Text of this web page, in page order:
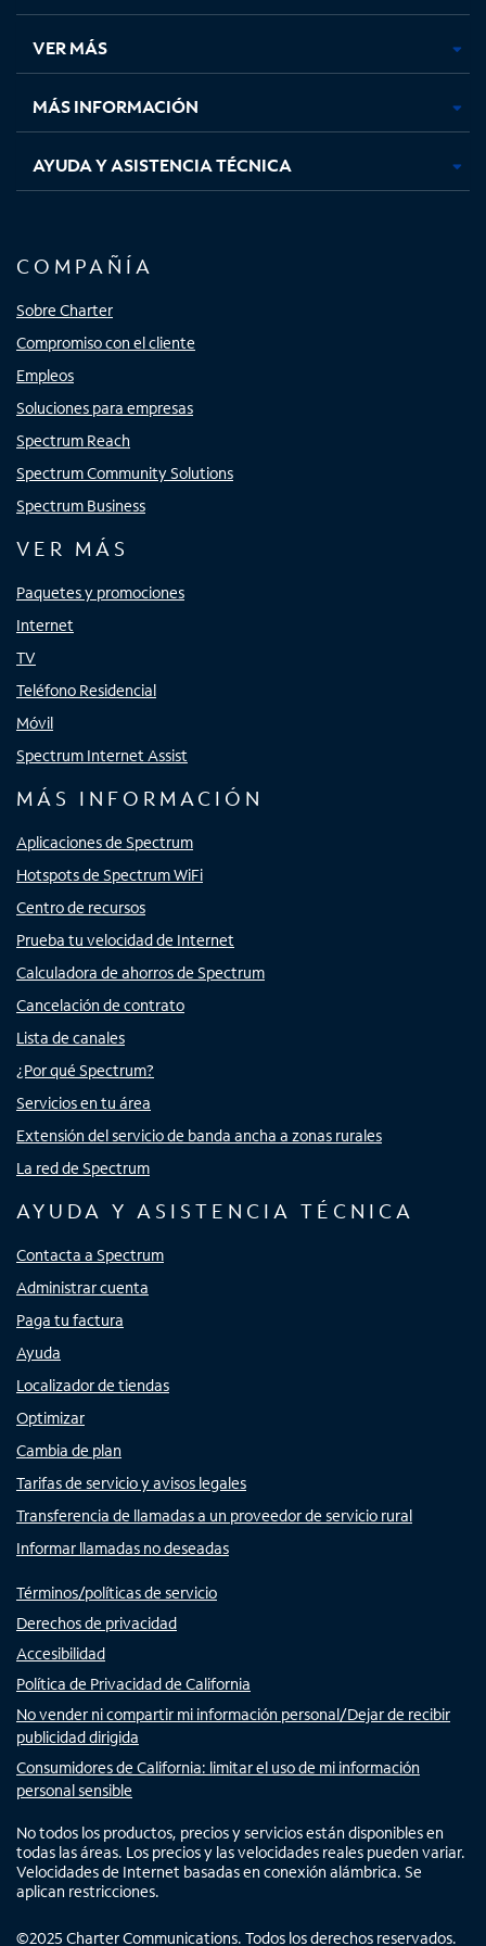
en
pestaña
nueva
en
pestaña
nueva
en
pestaña
nueva
en
nueva
VER MÁS
MÁS INFORMACIÓN
AYUDA Y ASISTENCIA TÉCNICA
COMPAÑÍA
Sobre Charter
Compromiso con el cliente
Empleos
Soluciones para empresas
Spectrum Reach
Spectrum Community Solutions
Spectrum Business
VER MÁS
Paquetes y promociones
Internet
TV
Teléfono Residencial
Móvil
Spectrum Internet Assist
MÁS INFORMACIÓN
Aplicaciones de Spectrum
Hotspots de Spectrum WiFi
Centro de recursos
Prueba tu velocidad de Internet
Calculadora de ahorros de Spectrum
Cancelación de contrato
Lista de canales
¿Por qué Spectrum?
Servicios en tu área
Extensión del servicio de banda ancha a zonas rurales
La red de Spectrum
AYUDA Y ASISTENCIA TÉCNICA
Contacta a Spectrum
Administrar cuenta
Paga tu factura
Ayuda
Localizador de tiendas
Optimizar
Cambia de plan
Tarifas de servicio y avisos legales
Transferencia de llamadas a un proveedor de servicio rural
Informar llamadas no deseadas
Términos/políticas de servicio
Derechos de privacidad
Accesibilidad
Política de Privacidad de California
No vender ni compartir mi información personal/Dejar de recibir
publicidad dirigida
Consumidores de California: limitar el uso de mi información
personal sensible
No todos los productos, precios y servicios están disponibles en
todas las áreas. Los precios y las velocidades reales pueden variar.
Velocidades de Internet basadas en conexión alámbrica. Se
aplican restricciones.
©2025 Charter Communications. Todos los derechos reservados.